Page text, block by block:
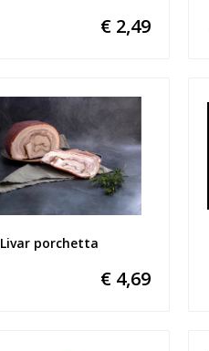
€ 2,49
Livar porchetta
€ 4,69